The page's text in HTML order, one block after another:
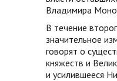
Владимира
В течение
значительное
говорят о
княжеств и
и усилившееся